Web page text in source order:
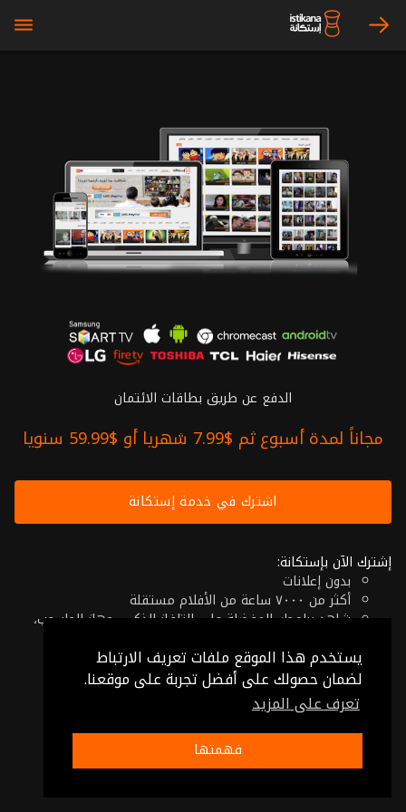
يستخدم هذا الموقع ملفات تعريف الارتباط
لضمان حصولك على أفضل تجربة على موقعنا.
تعرف على المزيد
فهمتها
arrow_right
bars
الدفع عن طريق بطاقات الائتمان
مجاناً لمدة أسبوع ثم $7.99 شهريا أو $59.99 سنويا
اشترك في خدمة إستكانة
إشترك الآن بإستكانة:
بدون إعلانات
أكثر من ٧٠٠٠ ساعة من الأفلام مستقلة
شاهد برامجك المفضلة على التلفاز الذكي، جهاز الحاسوب،
إلغاء في أي وقت
فقط $7.99 شهريا أو $59.99 سنويا
شروط الإستخدام-